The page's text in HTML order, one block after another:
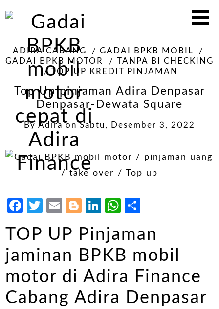
ADIRA CABANG
GADAI BPKB MOBIL
GADAI BPKB MOTOR
TANPA BI CHECKING
TOP UP KREDIT PINJAMAN
Top Up pinjaman Adira Denpasar
Denpasar-Dewata Square
By Adira onSabtu, Desember 3, 2022
Facebook
Twitter
EmailBlogger
LinkedIn
WhatsApp
TOP UP Pinjaman
jaminan BPKB mobil
motor di Adira Finance
Cabang Adira Denpasar